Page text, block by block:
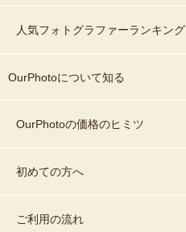
人気フォトグラファーランキング
OurPhotoについて知る
OurPhotoの価格のヒミツ
初めての方へ
ご利用の流れ